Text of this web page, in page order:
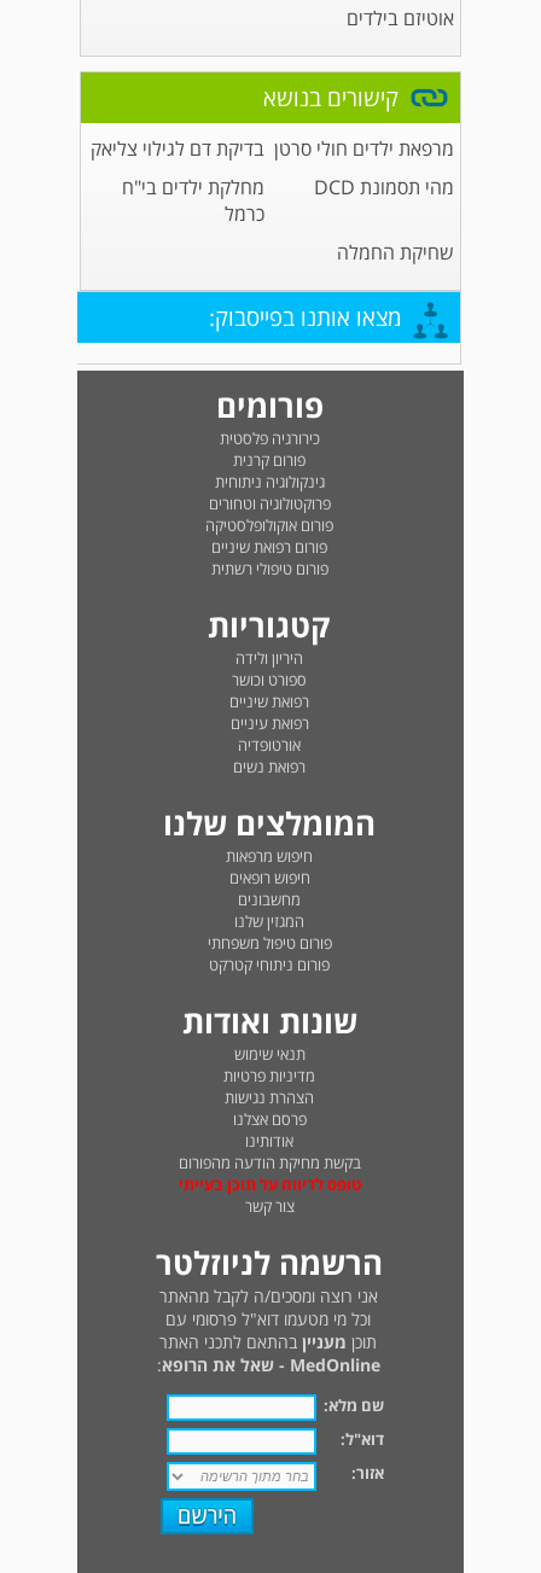
אוטיזם בילדים
קישורים בנושא
מרפאת ילדים חולי סרטן בדיקת דם לגילוי צליאק
מהי תסמונת DCD
מחלקת ילדים בי"ח
כרמל
שחיקת החמלה
מצאו אותנו בפייסבוק:
פורומים
כירורגיה פלסטית
פורום קרנית
גינקולוגיה ניתוחית
פרוקטולוגיה וטחורים
פורום אוקולופלסטיקה
פורום רפואת שיניים
פורום טיפולי רשתית
קטגוריות
היריון ולידה
ספורט וכושר
רפואת שיניים
רפואת עיניים
אורטופדיה
רפואת נשים
המומלצים שלנו
חיפוש מרפאות
חיפוש רופאים
מחשבונים
המגזין שלנו
פורום טיפול משפחתי
פורום ניתוחי קטרקט
שונות ואודות
תנאי שימוש
מדיניות פרטיות
הצהרת נגישות
פרסם אצלנו
אודותינו
בקשת מחיקת הודעה מהפורום
טופס לדיווח על תוכן בעייתי
צור קשר
הרשמה לניוזלטר
אני רוצה ומסכים/ה לקבל מהאתר
וכל מי מטעמו דוא"ל פרסומי עם
תוכן מעניין בהתאם לתכני האתר
MedOnline - שאל את הרופא
:
שם מלא:
דוא"ל:
אזור: